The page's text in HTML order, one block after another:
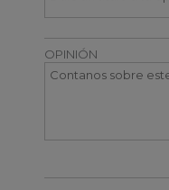
OPINIÓN